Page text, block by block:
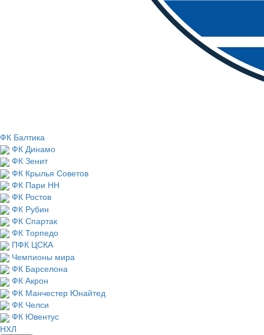
ФК Балтика
ФК Динамо
ФК Зенит
ФК Крылья Советов
ФК Пари НН
ФК Ростов
ФК Рубин
ФК Спартак
ФК Торпедо
ПФК ЦСКА
Чемпионы мира
ФК Барселона
ФК Акрон
ФК Манчестер Юнайтед
ФК Челси
ФК Ювентус
НХЛ